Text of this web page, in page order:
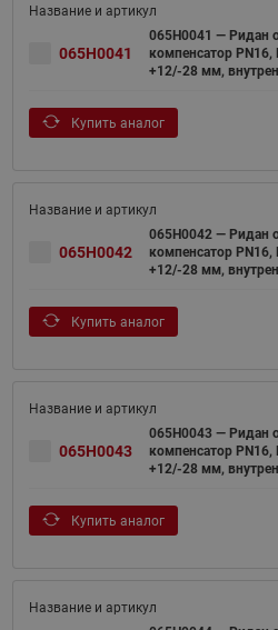
065H0041
065H0041 — Ридан
компенсатор
+12/-28 мм,
Купить аналог
065H0042
065H0042 — Ридан
компенсатор
+12/-28 мм,
Купить аналог
065H0043
065H0043 — Ридан
компенсатор
+12/-28 мм,
Купить аналог